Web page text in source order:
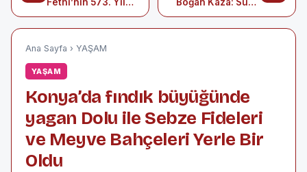
Ana Sayfa › YAŞAM
YAŞAM
Konya’da fındık büyüğünde
yagan Dolu ile Sebze Fideleri
ve Meyve Bahçeleri Yerle Bir
Oldu